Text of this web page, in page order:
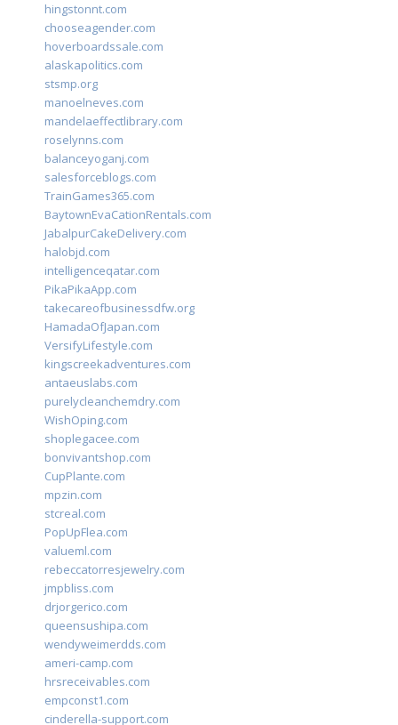
hingstonnt.com
chooseagender.com
hoverboardssale.com
alaskapolitics.com
stsmp.org
manoelneves.com
mandelaeffectlibrary.com
roselynns.com
balanceyoganj.com
salesforceblogs.com
TrainGames365.com
BaytownEvaCationRentals.com
JabalpurCakeDelivery.com
halobjd.com
intelligenceqatar.com
PikaPikaApp.com
takecareofbusinessdfw.org
HamadaOfJapan.com
VersifyLifestyle.com
kingscreekadventures.com
antaeuslabs.com
purelycleanchemdry.com
WishOping.com
shoplegacee.com
bonvivantshop.com
CupPlante.com
mpzin.com
stcreal.com
PopUpFlea.com
valueml.com
rebeccatorresjewelry.com
jmpbliss.com
drjorgerico.com
queensushipa.com
wendyweimerdds.com
ameri-camp.com
hrsreceivables.com
empconst1.com
cinderella-support.com